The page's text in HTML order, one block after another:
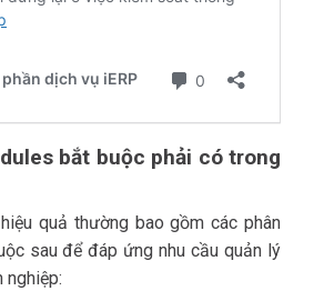
bắt buộc phải có trong
quả thường bao gồm các phân
sau để đáp ứng nhu cầu quản lý
nghiệp: